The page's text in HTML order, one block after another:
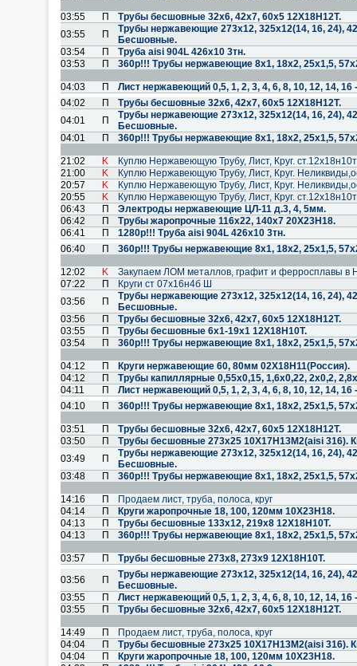
03:55 П
Трубы бесшовные 32х6, 42х7, 60х5 12Х18Н12Т.
03:55
П
Трубы нержавеющие 273х12, 325х12(14, 16, 24),
Бесшовные.
03:54
П
Труба aisi 904L 426х10 3тн.
03:53
П 360р!!! Трубы нержавеющие 8х1, 18х2, 25х1,5,
04:03 П
Лист нержавеющий 0,5, 1, 2, 3, 4, 6, 8, 10, 12, 14,
04:02
П
Трубы бесшовные 32х6, 42х7, 60х5 12Х18Н12Т.
04:01
П
Трубы нержавеющие 273х12, 325х12(14, 16, 24),
Бесшовные.
04:01
П 360р!!! Трубы нержавеющие 8х1, 18х2, 25х1,5,
21:02 K
Куплю Нержавеющую Трубу, Лист, Круг. ст.12х18н10т
21:00
K
Куплю Нержавеющую Трубу, Лист, Круг.
20:57
K
Куплю Нержавеющую Трубу, Лист, Круг.
20:55
K
Куплю Нержавеющую Трубу, Лист, Круг. ст.12х18н10т
06:43
П
Электроды нержавеющие ЦЛ-11 д.3, 4, 5мм.
06:42
П
Трубы жаропрочные 116х22, 140х7 20Х23Н18.
06:41
П
1280р!!! Труба aisi 904L 426х10 3тн.
06:40
П 360р!!! Трубы нержавеющие 8х1, 18х2, 25х1,5,
12:02 K
Закупаем ЛОМ металлов, графит и ферросплавы в
07:22
П
Круги ст 07х16н4б Ш
03:56
П
Трубы нержавеющие 273х12, 325х12(14, 16, 24),
Бесшовные.
03:56
П
Трубы бесшовные 32х6, 42х7, 60х5 12Х18Н12Т.
03:55
П
Трубы бесшовные 6х1-19х1 12Х18Н10Т.
03:54
П 360р!!! Трубы нержавеющие 8х1, 18х2, 25х1,5,
04:12 П
Круги нержавеющие 60, 80мм 02Х18Н11(Россия).
04:12
П
Трубы капиллярные 0,55х0,15, 1,6х0,22, 2х0,2,
04:11
П
Лист нержавеющий 0,5, 1, 2, 3, 4, 6, 8, 10, 12, 14,
04:10
П 360р!!! Трубы нержавеющие 8х1, 18х2, 25х1,5,
03:51 П
Трубы бесшовные 32х6, 42х7, 60х5 12Х18Н12Т.
03:50
П
Трубы бесшовные 273х25 10Х17Н13М2(aisi 316).
03:49
П
Трубы нержавеющие 273х12, 325х12(14, 16, 24),
Бесшовные.
03:48
П 360р!!! Трубы нержавеющие 8х1, 18х2, 25х1,5,
14:16 П
Продаем лист, труба, полоса, круг
04:14
П
Круги жаропрочные 18, 100, 120мм 10Х23Н18.
04:13
П
Трубы бесшовные 133х12, 219х8 12Х18Н10Т.
04:13
П 360р!!! Трубы нержавеющие 8х1, 18х2, 25х1,5,
03:57 П
Трубы бесшовные 273х8, 273х9 12Х18Н10Т.
03:56
П
Трубы нержавеющие 273х12, 325х12(14, 16, 24),
Бесшовные.
03:55
П
Лист нержавеющий 0,5, 1, 2, 3, 4, 6, 8, 10, 12, 14,
03:55
П Трубы бесшовные 32х6, 42х7, 60х5 12Х18Н12Т.
14:49 П
Продаем лист, труба, полоса, круг
04:04
П
Трубы бесшовные 273х25 10Х17Н13М2(aisi 316).
04:04
П
Круги жаропрочные 18, 100, 120мм 10Х23Н18.